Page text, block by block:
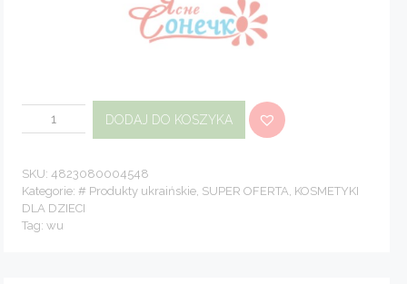
Dziecięcy
żel
Cudowny
Banan
250
ml
DODAJ DO KOSZYKA
SKU:4823080004548
Kategorie:# Produkty ukraińskie, SUPER OFERTA, KOSMETYKI
DLA DZIECI
Tag:wu